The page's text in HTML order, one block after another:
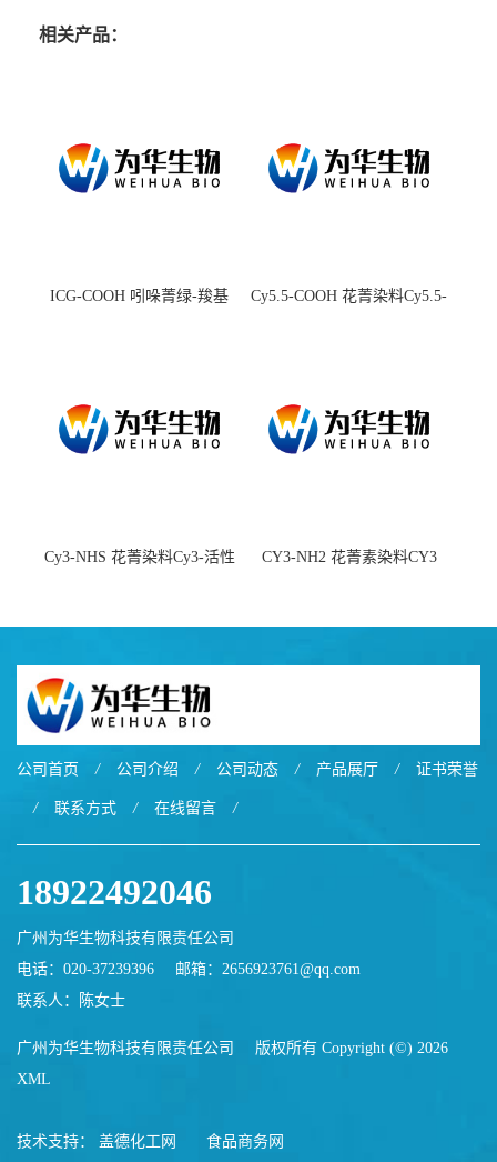
相关产品：
ICG-COOH 吲哚菁绿-羧基
Cy5.5-COOH 花菁染料Cy5.5-
Cy3-NHS 花菁染料Cy3-活性
CY3-NH2 花菁素染料CY3
公司首页 / 公司介绍 / 公司动态 / 产品展厅 / 证书荣誉
/ 联系方式 / 在线留言 /
18922492046
广州为华生物科技有限责任公司
电话：020-37239396
邮箱： 2656923761@qq.com
联系人：陈女士
广州为华生物科技有限责任公司
版权所有 Copyright (©) 2026
XML
技术支持： 盖德化工网 食品商务网